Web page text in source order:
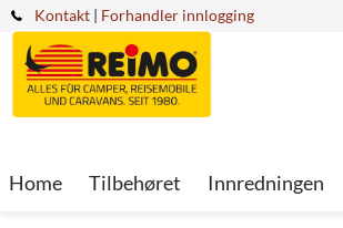
Kontakt | Forhandler innlogging
Home Tilbehøret Innredningen